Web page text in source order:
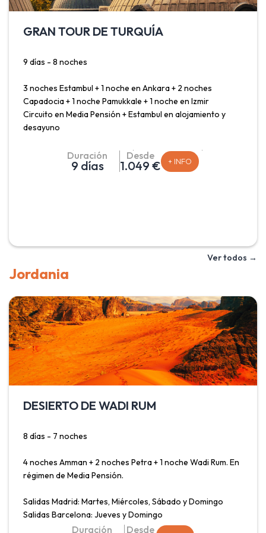
GRAN TOUR DE TURQUÍA
9 días - 8 noches
3 noches Estambul + 1 noche en Ankara + 2 noches
Capadocia + 1 noche Pamukkale + 1 noche en Izmir
Circuito en Media Pensión + Estambul en alojamiento y
desayuno
Salidas Madrid, Barcelona, Málaga y Valencia: Sábado
disfrutar de la singularidad y belleza de la ciudad de
Estambul con paseo por el Bósforo incluido; conocer su
moderna capital y centro de gobierno, Ankara; fascinarse
Capadocia; visitar las terrazas de roca blanca que emanan
aguas termales en Pamukkale y descubrir Izmir, ciudad
donde convergen pasado y presente. Todo ello con
traslado en tren desde Estambul hasta Ankara y trayecto
en avión de Izmir a Estambul.
Duración
9 días
Desde
1.049 € + INFO
Ver todos →
Jordania
DESIERTO DE WADI RUM
8 días - 7 noches
4 noches Amman + 2 noches Petra + 1 noche Wadi Rum. En
régimen de Media Pensión.
Salidas Madrid: Martes, Miércoles, Sábado y Domingo
Salidas Barcelona: Jueves y Domingo
Duración Desde